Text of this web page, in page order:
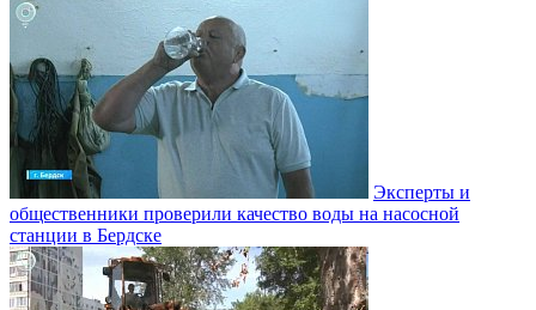
Эксперты и
общественники проверили качество воды на насосной
станции в Бердске